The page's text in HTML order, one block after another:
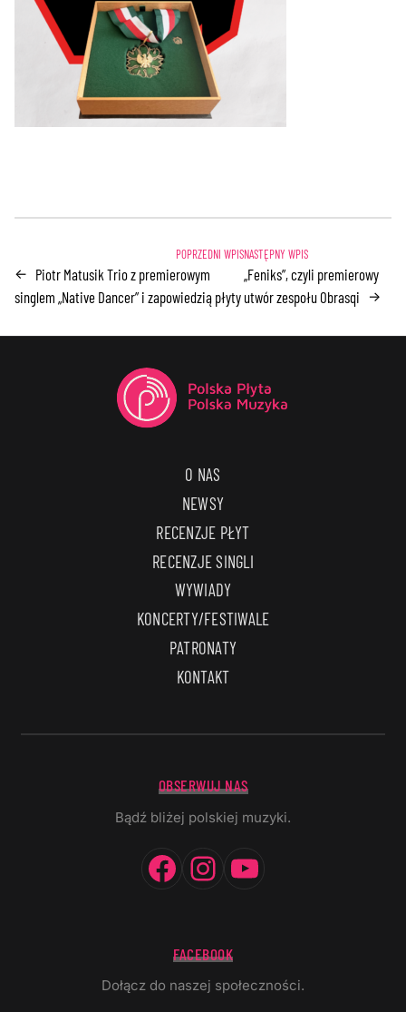
← Piotr Matusik Trio z premierowym
singlem „Native Dancer” i zapowiedzią płyty
„Feniks”, czyli premierowy
utwór zespołu Obrasqi →
O NAS
NEWSY
RECENZJE PŁYT
RECENZJE SINGLI
WYWIADY
KONCERTY/FESTIWALE
PATRONATY
KONTAKT
OBSERWUJ NAS
Bądź bliżej polskiej muzyki.
Facebook
Instagram
FACEBOOK
Dołącz do naszej społeczności.